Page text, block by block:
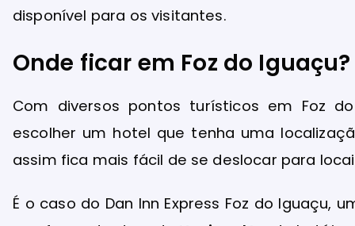
disponível para os visitantes.
Onde ficar em Foz do Iguaçu?
Com diversos pontos turísticos em Foz
escolher um hotel que tenha uma
assim fica mais fácil de se deslocar para
É o caso do Dan Inn Express Foz do Iguaçu,